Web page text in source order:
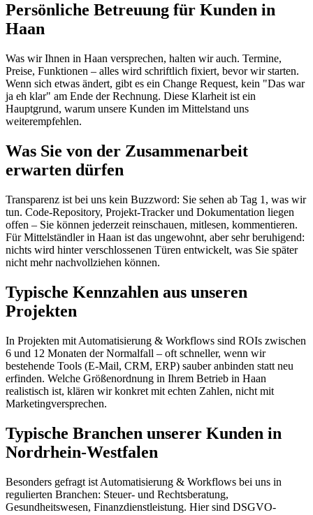
Persönliche Betreuung für Kunden in
Haan
Was wir Ihnen in Haan versprechen, halten wir auch. Termine,
Preise, Funktionen – alles wird schriftlich fixiert, bevor wir starten.
Wenn sich etwas ändert, gibt es ein Change Request, kein "Das war
ja eh klar" am Ende der Rechnung. Diese Klarheit ist ein
Hauptgrund, warum unsere Kunden im Mittelstand uns
weiterempfehlen.
Was Sie von der Zusammenarbeit
erwarten dürfen
Transparenz ist bei uns kein Buzzword: Sie sehen ab Tag 1, was wir
tun. Code-Repository, Projekt-Tracker und Dokumentation liegen
offen – Sie können jederzeit reinschauen, mitlesen, kommentieren.
Für Mittelständler in Haan ist das ungewohnt, aber sehr beruhigend:
nichts wird hinter verschlossenen Türen entwickelt, was Sie später
nicht mehr nachvollziehen können.
Typische Kennzahlen aus unseren
Projekten
In Projekten mit Automatisierung & Workflows sind ROIs zwischen
6 und 12 Monaten der Normalfall – oft schneller, wenn wir
bestehende Tools (E-Mail, CRM, ERP) sauber anbinden statt neu
erfinden. Welche Größenordnung in Ihrem Betrieb in Haan
realistisch ist, klären wir konkret mit echten Zahlen, nicht mit
Marketingversprechen.
Typische Branchen unserer Kunden in
Nordrhein-Westfalen
Besonders gefragt ist Automatisierung & Workflows bei uns in
regulierten Branchen: Steuer- und Rechtsberatung,
Gesundheitswesen, Finanzdienstleistung. Hier sind DSGVO-